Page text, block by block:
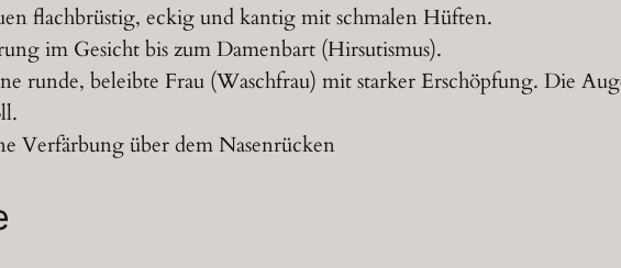
flachbrüstig, eckig und kantig mit schmalen Hüften.
im Gesicht bis zum Damenbart (Hirsutismus).
runde, beleibte Frau (Waschfrau) mit starker Erschöpfung. Die
Verfärbung über dem Nasenrücken